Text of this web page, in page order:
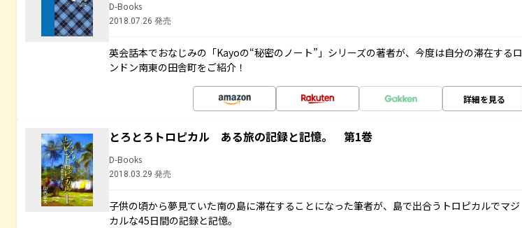
D-Books
2018.07.26 発売
英会話本でおなじみの「Kayoの“秘密のノート”」シリーズの著者が、今度は自分の滞在するロ
ンドン南東の田舎町をご紹介！
詳細を見る
とろとろトロピカル ある旅の記録と記憶。 第1巻
D-Books
2018.03.29 発売
子供の頃から夢見ていた南の島に滞在することになった筆者が、島で出合うトロピカルでマジ
カルな45日間の記録と記憶。